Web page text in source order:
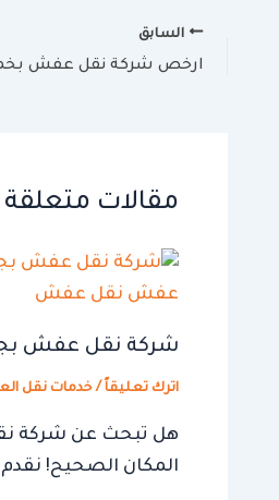
السابق
ارخص شركة نقل عفش
مقالات متعلقة
شركة نقل عفش بجدة 01005073678 للإيجار
اترك تعليقاً /خدمات نقل
هل تبحث عن شركة
المكان الصحيح!